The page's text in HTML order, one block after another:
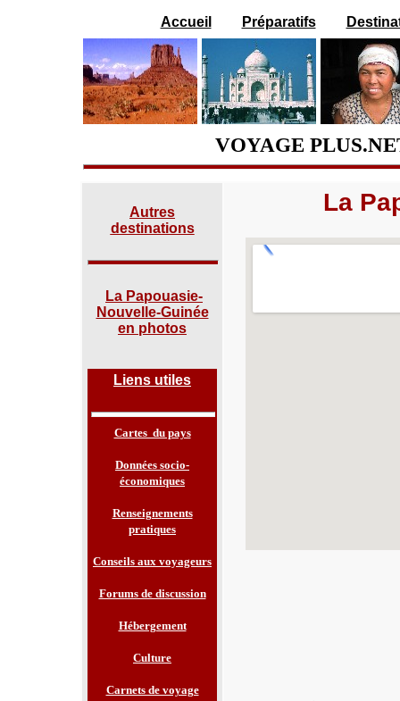
Accueil Préparatifs
VOYAGE
Autres
destinations
La Papouasie-
Nouvelle-Guinée
en photos
Liens utiles
Cartes du pays
Données socio-
économiques
Renseignements
pratiques
Conseils aux voyageurs
Forums de discussion
Hébergement
Culture
Carnets de voyage
La